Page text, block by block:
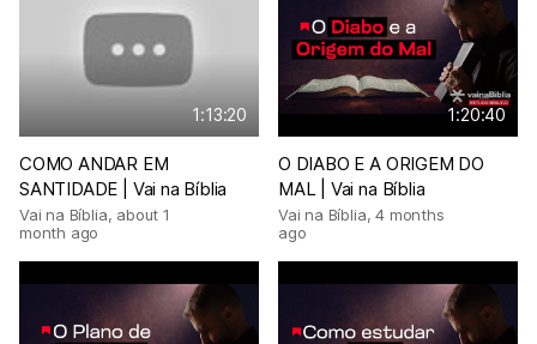
1:13:20
COMO ANDAR EM
SANTIDADE | Vai na Bíblia
Vai na Bíblia, about 1
month ago
1:20:40
O DIABO E A ORIGEM DO
MAL | Vai na Bíblia
Vai na Bíblia,4 months
ago